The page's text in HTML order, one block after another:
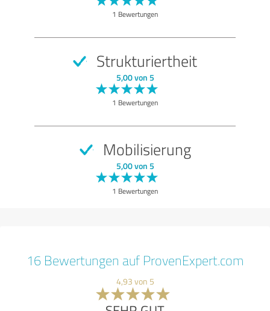
1 Bewertungen
Strukturiertheit
5,00 von 5
1 Bewertungen
Mobilisierung
5,00 von 5
1 Bewertungen
16 Bewertungen auf ProvenExpert.com
4,93 von 5